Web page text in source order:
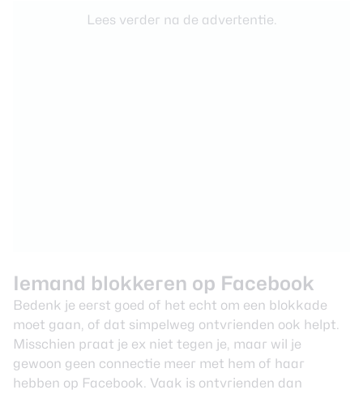
Lees verder na de advertentie.
Iemand blokkeren op Facebook
Bedenk je eerst goed of het echt om een blokkade
moet gaan, of dat simpelweg ontvrienden ook helpt.
Misschien praat je ex niet tegen je, maar wil je
gewoon geen connectie meer met hem of haar
hebben op Facebook. Vaak is ontvrienden dan